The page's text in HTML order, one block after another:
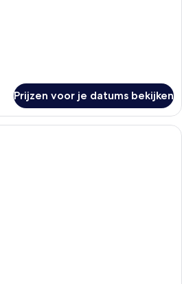
Prijzen voor je datums bekijken
Iemand ligt in bed met een boek en